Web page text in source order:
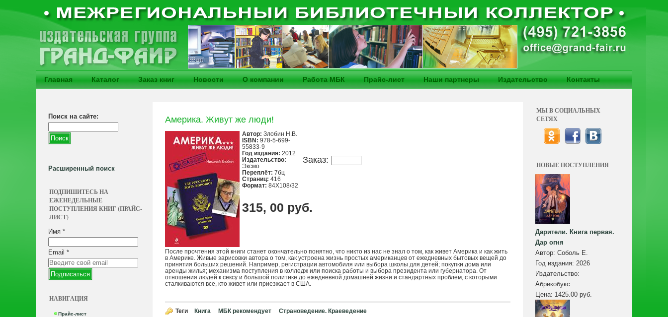
Главная Каталог Заказ книг Новости О компании Работа МБК Прайс-лист Наши партнеры Издательство Контакты
Поиск на сайте:
Расширенный поиск
ПОДПИШИТЕСЬ НА
ЕЖЕНЕДЕЛЬНЫЕ
ПОСТУПЛЕНИЯ КНИГ (ПРАЙС-
ЛИСТ)
Имя *
Email *
НАВИГАЦИЯ
Прайс-лист
Америка. Живут же люди!
Заказ:
Автор: Злобин Н.В.
ISBN: 978-5-699-
55833-9
Год издания: 2012
Издательство:
Эксмо
Переплёт: 7бц
Страниц: 416
Формат: 84X108/32
315, 00 руб.
После прочтения этой книги станет окончательно понятно, что никто из нас не знал о том, как живет Америка и как жить
в Америке. Живые зарисовки автора о том, как устроена жизнь простых американцев от ежедневных бытовых вещей до
принятия больших решений. Например, регистрации автомобиля или выбора школы для детей; покупки дома или
аренды жилья; механизма поступления в колледж или поиска работы и выбора президента или губернатора. От
отношения людей к сексу и большой политике до ежедневной домашней жизни и стандартных проблем, с которыми
сталкиваются все, кто живет или приезжает в США.
Теги Книга МБК рекомендует Страноведение. Краеведение
МЫ В СОЦИАЛЬНЫХ
СЕТЯХ
НОВЫЕ ПОСТУПЛЕНИЯ
Дарители. Книга первая.
Дар огня
Автор: Соболь Е.
Год издания: 2026
Издательство:
Абрикобукс
Цена: 1425.00 руб.